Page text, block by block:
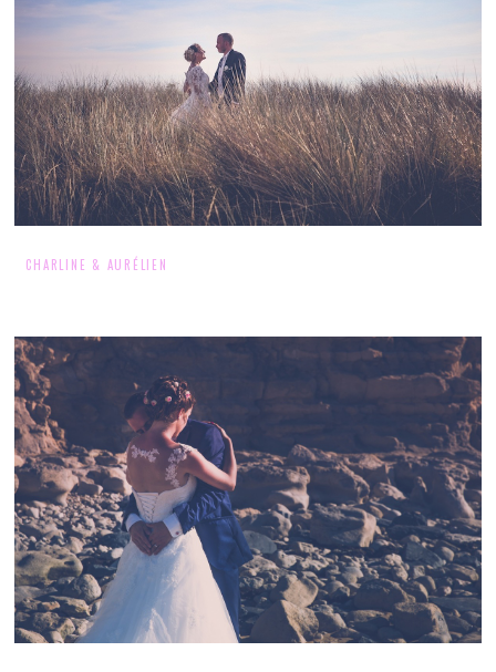
CHARLINE & AURÉLIEN